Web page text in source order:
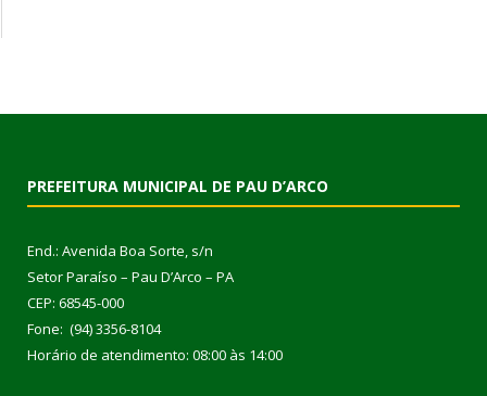
PREFEITURA MUNICIPAL DE PAU D’ARCO
End.: Avenida Boa Sorte, s/n
Setor Paraíso – Pau D’Arco – PA
CEP: 68545-000
Fone: (94) 3356-8104
Horário de atendimento: 08:00 às 14:00